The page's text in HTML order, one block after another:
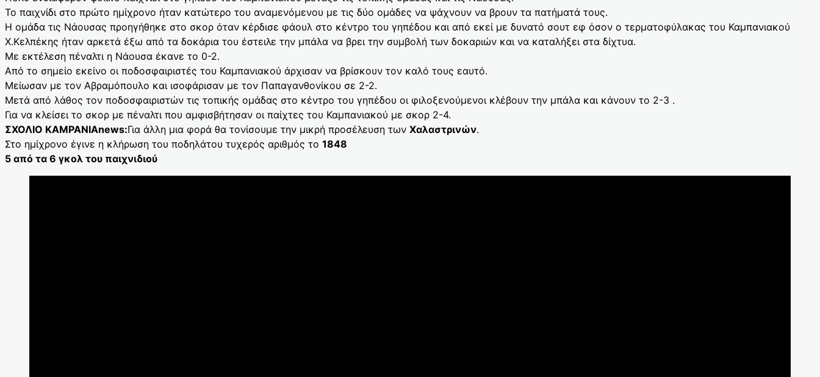
Το παιχνίδι στο πρώτο ημίχρονο ήταν κατώτερο του αναμενόμενου με τις δύο ομάδες να ψάχνουν να βρουν τα πατήματά τους.
Η ομάδα τις Νάουσας προηγήθηκε στο σκορ όταν κέρδισε φάουλ στο κέντρο του γηπέδου και από εκεί με δυνατό σουτ εφ όσον ο τερματοφύλακας του Καμπανιακού
Χ.Κελπέκης ήταν αρκετά έξω από τα δοκάρια του έστειλε την μπάλα να βρει την συμβολή των δοκαριών και να καταλήξει στα δίχτυα.
Με εκτέλεση πέναλτι η Νάουσα έκανε το 0-2.
Από το σημείο εκείνο οι ποδοσφαιριστές του Καμπανιακού άρχισαν να βρίσκουν τον καλό τους εαυτό.
Μείωσαν με τον Αβραμόπουλο και ισοφάρισαν με τον Παπαγανθονίκου σε 2-2.
Μετά από λάθος τον ποδοσφαιριστών τις τοπικής ομάδας στο κέντρο του γηπέδου οι φιλοξενούμενοι κλέβουν την μπάλα και κάνουν το 2-3 .
Για να κλείσει το σκορ με πέναλτι που αμφισβήτησαν οι παίχτες του Καμπανιακού με σκορ 2-4.
ΣΧΟΛΙΟ KAMPANIAnews:Για άλλη μια φορά θα τονίσουμε την μικρή προσέλευση των Χαλαστρινών.
Στο ημίχρονο έγινε η κλήρωση του ποδηλάτου τυχερός αριθμός το 1848
5 από τα 6 γκολ του παιχνιδιού